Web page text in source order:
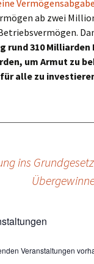
ab zwei
rund 310 Milliarden
um Armut zu
alle zu
ins
Veranstaltungen